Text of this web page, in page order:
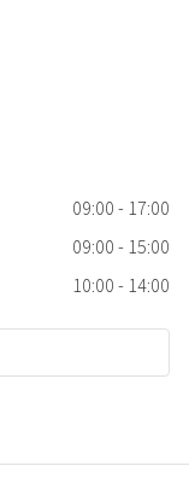
09:00 - 17:00
09:00 - 15:00
10:00 - 14:00